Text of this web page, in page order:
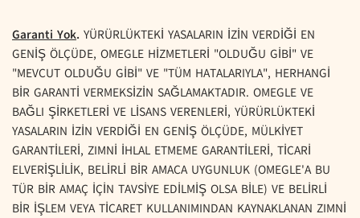
Garanti Yok. YÜRÜRLÜKTEKİ YASALARIN İZİN VERDİĞİ EN
GENİŞ ÖLÇÜDE, OMEGLE HİZMETLERİ "OLDUĞU GİBİ" VE
"MEVCUT OLDUĞU GİBİ" VE "TÜM HATALARIYLA", HERHANGİ
BİR GARANTİ VERMEKSİZİN SAĞLAMAKTADIR. OMEGLE VE
BAĞLI ŞİRKETLERİ VE LİSANS VERENLERİ, YÜRÜRLÜKTEKİ
YASALARIN İZİN VERDİĞİ EN GENİŞ ÖLÇÜDE, MÜLKİYET
GARANTİLERİ, ZIMNİ İHLAL ETMEME GARANTİLERİ, TİCARİ
ELVERİŞLİLİK, BELİRLİ BİR AMACA UYGUNLUK (OMEGLE'A BU
TÜR BİR AMAÇ İÇİN TAVSİYE EDİLMİŞ OLSA BİLE) VE BELİRLİ
BİR İŞLEM VEYA TİCARET KULLANIMINDAN KAYNAKLANAN ZIMNİ